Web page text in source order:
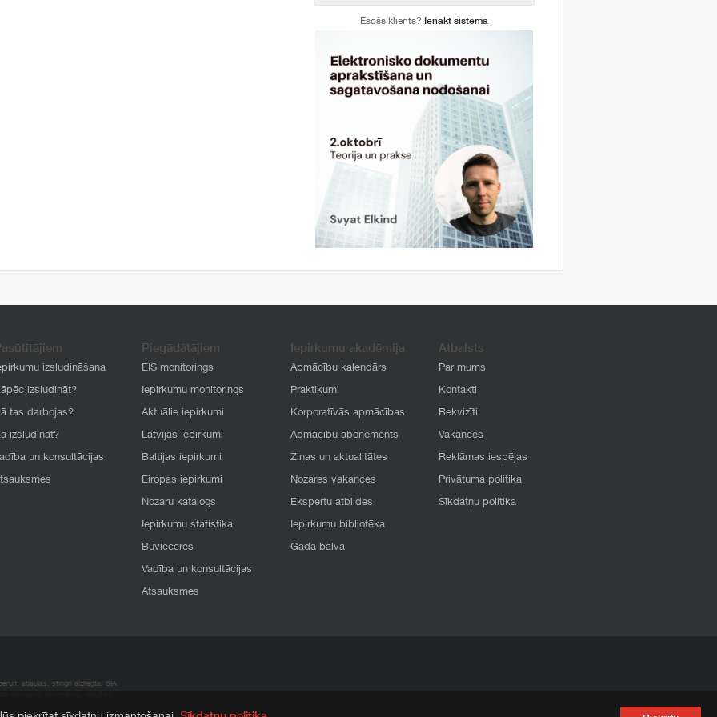
Esošs klients? Ienākt sistēmā
izsludināšana
izsludināt?
tas darbojas?
izsludināt?
un konsultācijas
Piegādātājiem
EIS monitorings
Iepirkumu monitorings
Aktuālie iepirkumi
Latvijas iepirkumi
Baltijas iepirkumi
Eiropas iepirkumi
Nozaru katalogs
Iepirkumu statistika
Būvieceres
Vadība un konsultācijas
Atsauksmes
Iepirkumu akadēmija
Apmācību kalendārs
Praktikumi
Korporatīvās apmācības
Apmācību abonements
Ziņas un aktualitātes
Nozares vakances
Ekspertu atbildes
Iepirkumu bibliotēka
Gada balva
Atbalsts
Par mums
Kontakti
Rekvizīti
Vakances
Reklāmas iespējas
Privātuma politika
Sīkdatņu politika
atļaujas, stingri aizliegta. SIA